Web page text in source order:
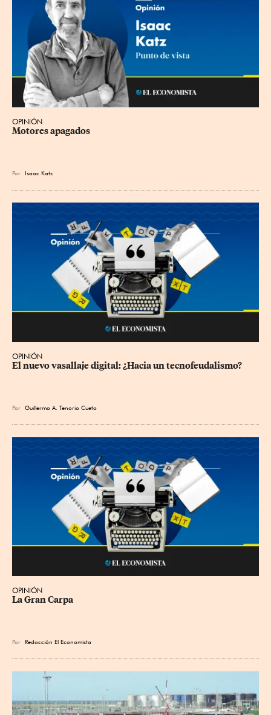
OPINIÓN
Motores apagados
Por Isaac Katz
OPINIÓN
El nuevo vasallaje digital: ¿Hacia un tecnofeudalismo?
Por Guillermo A. Tenorio Cueto
OPINIÓN
La Gran Carpa
Por Redacción El Economista